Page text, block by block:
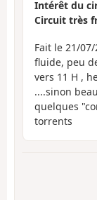
Intérêt du
Circuit très
Fait le 21/
fluide, peu
vers 11 H ,
....sinon
quelques
torrents